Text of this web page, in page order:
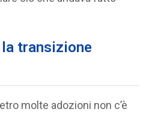
la transizione
molte adozioni non c’è